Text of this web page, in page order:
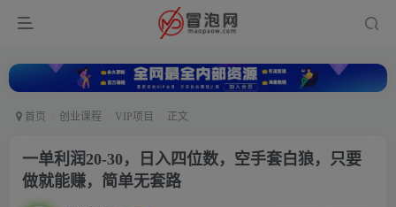
首页 创业课程 VIP项目 正文
一单利润20-30，日入四位数，空手套白狼，只要
做就能赚，简单无套路